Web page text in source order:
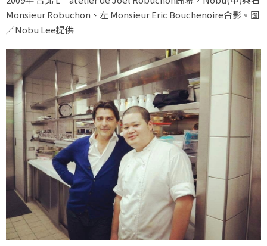
Monsieur Robuchon、左 Monsieur Eric Bouchenoire合影。圖
／Nobu Lee提供